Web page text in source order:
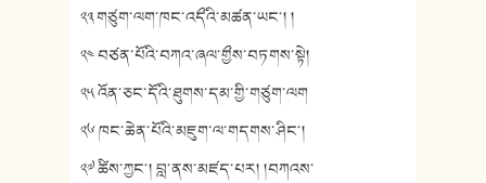
༢༣ གཙུག་ལག་ཁང་འདྀའི་མཚན་ཡང༌། །
༢༤ བཙན་པོའི་བཀའ་ཞལ་གྱྀས་བཏགས་སྟེ།
༢༥ འོན་ཅང་དོའི་ཐུགས་དམ་གྱི་གཙུག་ལག
༢༦ ཁང་ཆེན་པོའི་མཇུག་ལ་གདགས་ཤིང༌།
༢༧ ཚིས་ཀྱང༌། བླ་ནས་མཛད་པར། །བཀའས་